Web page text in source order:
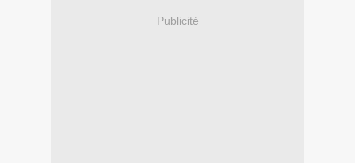
Publicité